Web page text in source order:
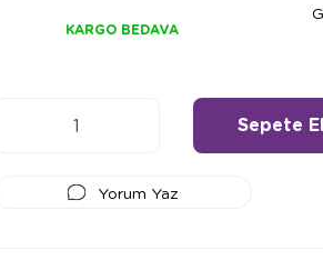
KARGO BEDAVA
Yorum Yaz